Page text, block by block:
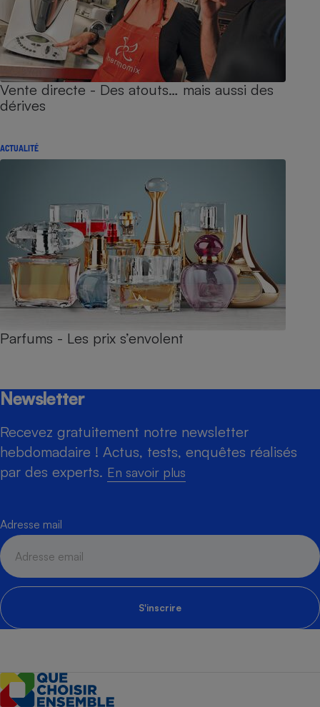
Vente directe - Des atouts… mais aussi des
dérives
ACTUALITÉ
Parfums - Les prix s’envolent
Newsletter
Recevez gratuitement notre newsletter
hebdomadaire ! Actus, tests, enquêtes réalisés
par des experts. En savoir plus
Adresse mail
S'inscrire